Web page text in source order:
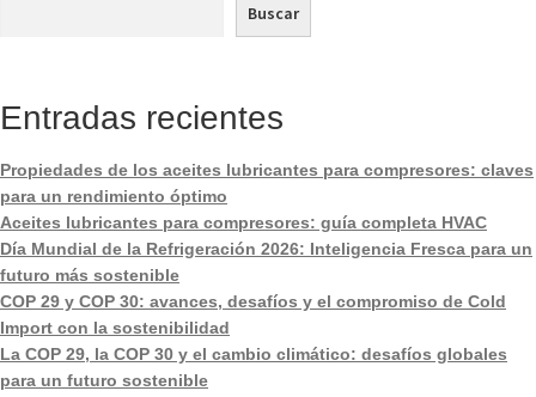
Buscar
Entradas recientes
Propiedades de los aceites lubricantes para compresores: claves
para un rendimiento óptimo
Aceites lubricantes para compresores: guía completa HVAC
Día Mundial de la Refrigeración 2026: Inteligencia Fresca para un
futuro más sostenible
COP 29 y COP 30: avances, desafíos y el compromiso de Cold
Import con la sostenibilidad
La COP 29, la COP 30 y el cambio climático: desafíos globales
para un futuro sostenible